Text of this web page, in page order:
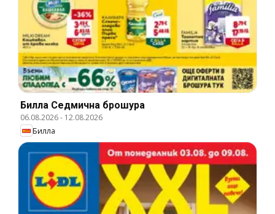
Билла Cедмична брошура
06.08.2026- 12.08.2026
Билла